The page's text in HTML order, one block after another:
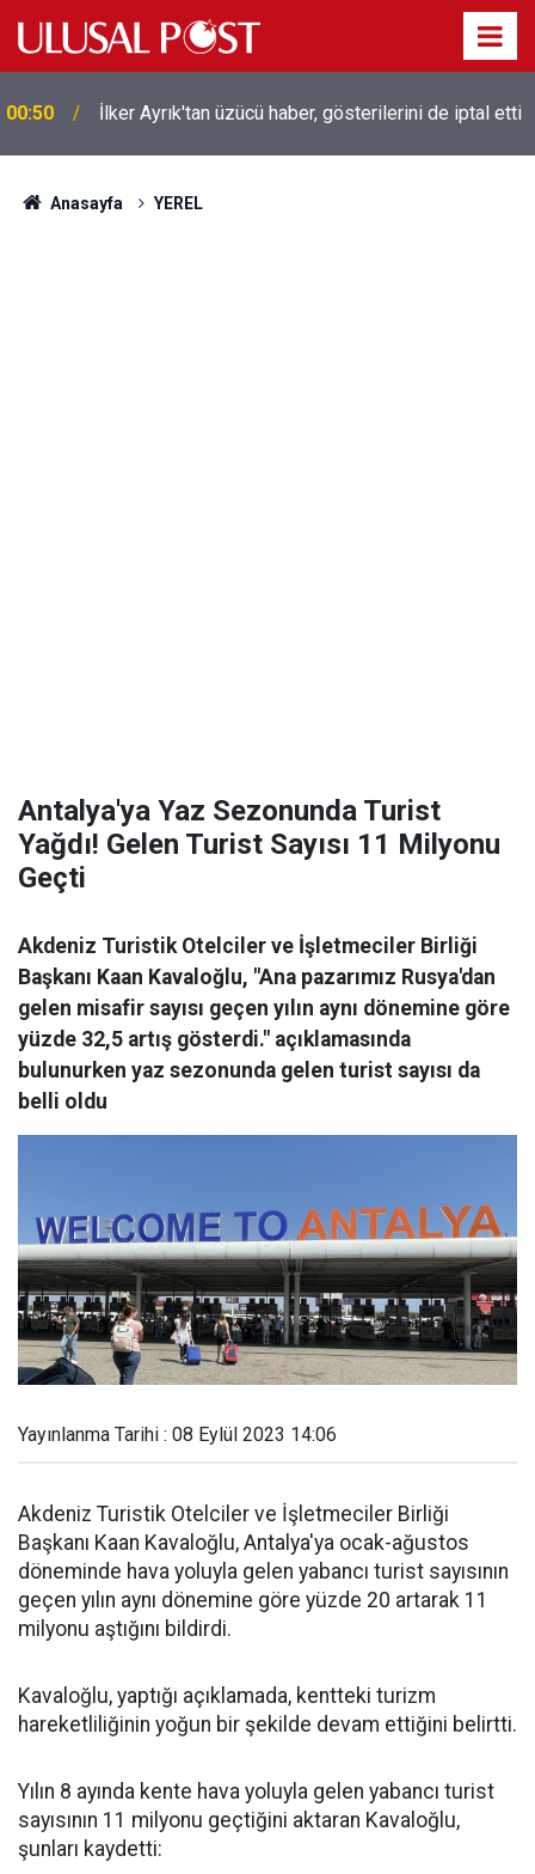
00:39
Liverpool efsanesi Mısırlı yıldız Mohamed Salah
Trabzonspor ile anlaştı! Yarın geliyor
Anasayfa YEREL
Antalya'ya Yaz Sezonunda Turist
Yağdı! Gelen Turist Sayısı 11 Milyonu
Geçti
Akdeniz Turistik Otelciler ve İşletmeciler Birliği
Başkanı Kaan Kavaloğlu, "Ana pazarımız Rusya'dan
gelen misafir sayısı geçen yılın aynı dönemine göre
yüzde 32,5 artış gösterdi." açıklamasında
bulunurken yaz sezonunda gelen turist sayısı da
belli oldu
Yayınlanma Tarihi : 08 Eylül 2023 14:06
Akdeniz Turistik Otelciler ve İşletmeciler Birliği
Başkanı Kaan Kavaloğlu, Antalya'ya ocak-ağustos
döneminde hava yoluyla gelen yabancı turist sayısının
geçen yılın aynı dönemine göre yüzde 20 artarak 11
milyonu aştığını bildirdi.
Kavaloğlu, yaptığı açıklamada, kentteki turizm
hareketliliğinin yoğun bir şekilde devam ettiğini belirtti.
Yılın 8 ayında kente hava yoluyla gelen yabancı turist
sayısının 11 milyonu geçtiğini aktaran Kavaloğlu,
şunları kaydetti: